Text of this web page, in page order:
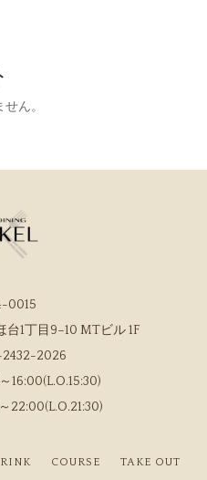
ん。
0015
1丁目9−10 MTビル 1F
2026
16:00(L.O.15:30)
COURSE TAKE OUT